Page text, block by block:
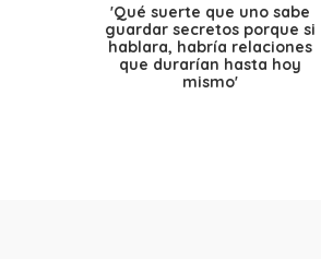
'Qué suerte que uno sabe
guardar secretos porque si
hablara, habría relaciones
que durarían hasta hoy
mismo'